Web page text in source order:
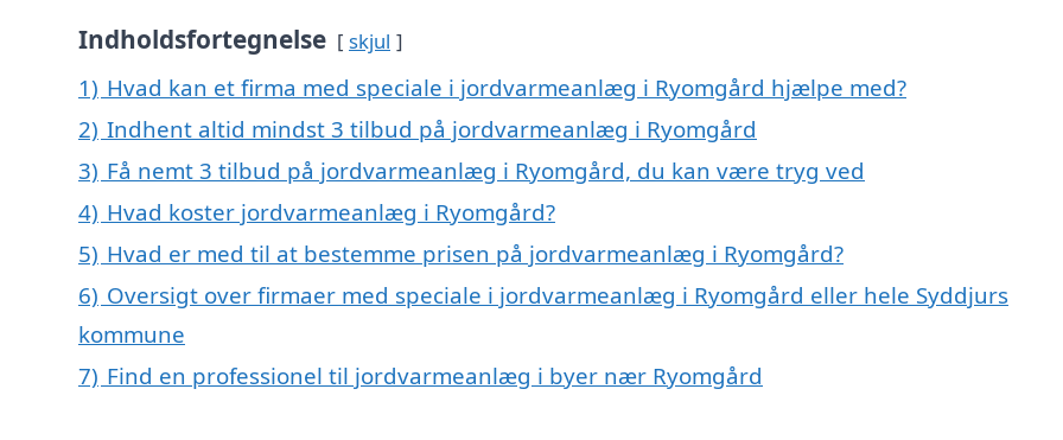
Indholdsfortegnelse skjul
1) Hvad kan et firma med speciale i jordvarmeanlæg i Ryomgård hjælpe med?
2) Indhent altid mindst 3 tilbud på jordvarmeanlæg i Ryomgård
3) Få nemt 3 tilbud på jordvarmeanlæg i Ryomgård, du kan være tryg ved
4) Hvad koster jordvarmeanlæg i Ryomgård?
5) Hvad er med til at bestemme prisen på jordvarmeanlæg i Ryomgård?
6) Oversigt over firmaer med speciale i jordvarmeanlæg i Ryomgård eller hele Syddjurs
kommune
7) Find en professionel til jordvarmeanlæg i byer nær Ryomgård